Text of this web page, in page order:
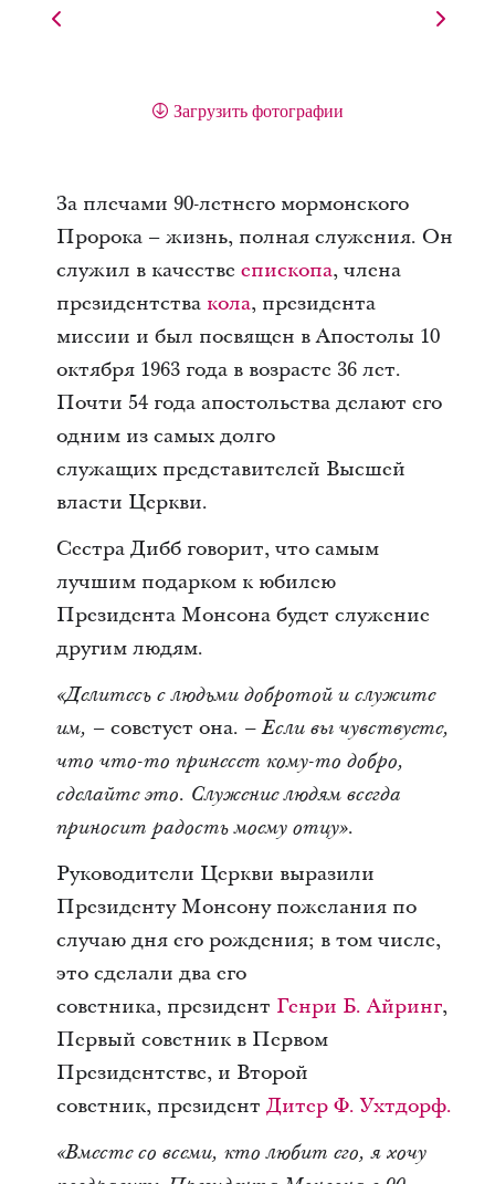
Загрузить фотографии
За плечами 90-летнего мормонского
Пророка – жизнь, полная служения. Он
служил в качестве епископа, члена
президентства кола, президента
миссии и был посвящен в Апостолы 10
октября 1963 года в возрасте 36 лет.
Почти 54 года апостольства делают его
одним из самых долго
служащих представителей Высшей
власти Церкви.
Сестра Дибб говорит, что самым
лучшим подарком к юбилею
Президента Монсона будет служение
другим людям.
«Делитесь с людьми добротой и служите
им, – советует она. – Если вы чувствуете,
что что-то принесет кому-то добро,
сделайте это. Служение людям всегда
приносит радость моему отцу».
Руководители Церкви выразили
Президенту Монсону пожелания по
случаю дня его рождения; в том числе,
это сделали два его
советника, президент Генри Б. Айринг,
Первый советник в Первом
Президентстве, и Второй
советник, президент Дитер Ф. Ухтдорф.
«Вместе со всеми, кто любит его, я хочу